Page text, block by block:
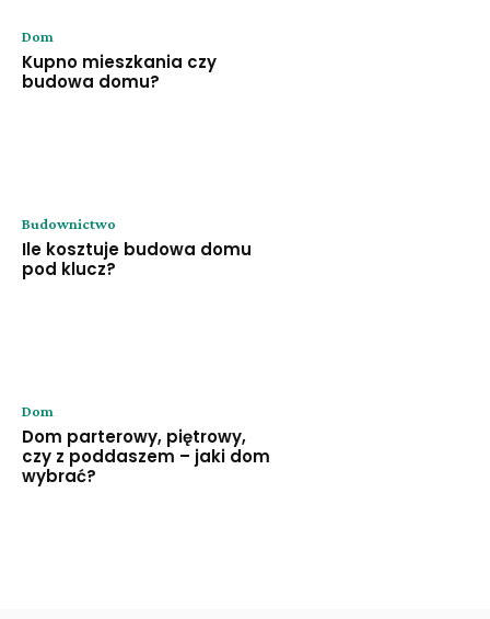
Dom
Kupno mieszkania czy
budowa domu?
Budownictwo
Ile kosztuje budowa domu
pod klucz?
Dom
Dom parterowy, piętrowy,
czy z poddaszem – jaki dom
wybrać?